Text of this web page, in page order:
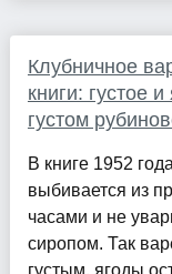
Клубничное
книги: густое
густом
В книге 1952
выбивается из
часами и не
сиропом. Так